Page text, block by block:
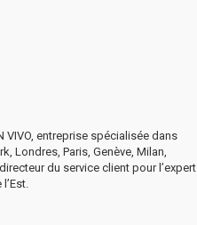
entreprise spécialisée dans
Londres, Paris, Genève, Milan,
du service client pour l’expert